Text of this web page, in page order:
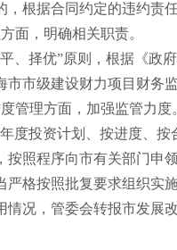
根据合同约定的违约责
面，明确相关职责。
、择优”原则，根据《政
市级建设财力项目财务
管理方面，加强监管力度
度投资计划、按进度、
照程序向市有关部门申
严格按照批复要求组织实
况，管委会转报市发展